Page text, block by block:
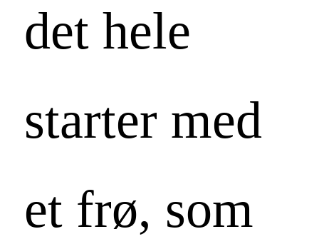
det hele
starter med
et frø, som